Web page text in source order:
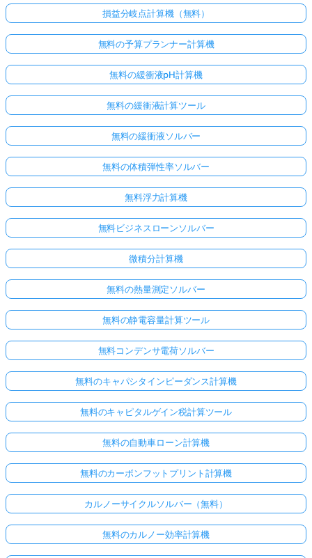
損益分岐点計算機（無料）
無料の予算プランナー計算機
無料の緩衝液pH計算機
無料の緩衝液計算ツール
無料の緩衝液ソルバー
無料の体積弾性率ソルバー
無料浮力計算機
無料ビジネスローンソルバー
微積分計算機
無料の熱量測定ソルバー
無料の静電容量計算ツール
無料コンデンサ電荷ソルバー
無料のキャパシタインピーダンス計算機
無料のキャピタルゲイン税計算ツール
無料の自動車ローン計算機
無料のカーボンフットプリント計算機
カルノーサイクルソルバー（無料）
無料のカルノー効率計算機